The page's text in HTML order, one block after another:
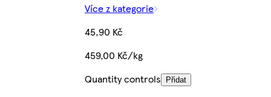
Více z kategorie
45,90 Kč
459,00 Kč/kg
Quantity controls
Přidat